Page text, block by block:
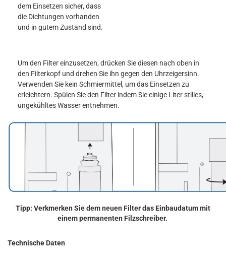
dem Einsetzen sicher, dass
die Dichtungen vorhanden
und in gutem Zustand sind.
Um den Filter einzusetzen, drücken Sie diesen nach oben in
den Filterkopf und drehen Sie ihn gegen den Uhrzeigersinn.
Verwenden Sie kein Schmiermittel, um das Einsetzen zu
erleichtern. Spülen Sie den Filter indem Sie einige Liter stilles,
ungekühltes Wasser entnehmen.
Tipp: Verkmerken Sie dem neuen Filter das Einbaudatum mit
einem permanenten Filzschreiber.
Technische Daten